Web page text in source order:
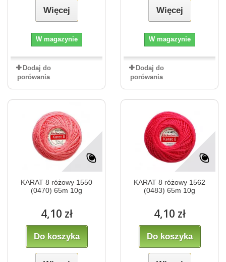
Więcej
W magazynie
Dodaj do
porówania
Więcej
W magazynie
Dodaj do
porówania
KARAT 8 różowy 1550
(0470) 65m 10g
4,10 zł
Do koszyka
KARAT 8 różowy 1562
(0483) 65m 10g
4,10 zł
Do koszyka